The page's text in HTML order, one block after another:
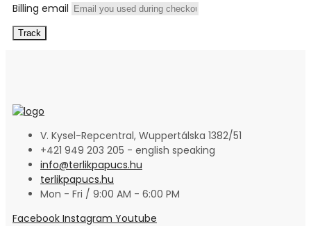
Billing email
Track
V. Kysel-Repcentral, Wuppertálska 1382/51
+421 949 203 205 - english speaking
info@terlikpapucs.hu
terlikpapucs.hu
Mon - Fri / 9:00 AM - 6:00 PM
Facebook Instagram Youtube